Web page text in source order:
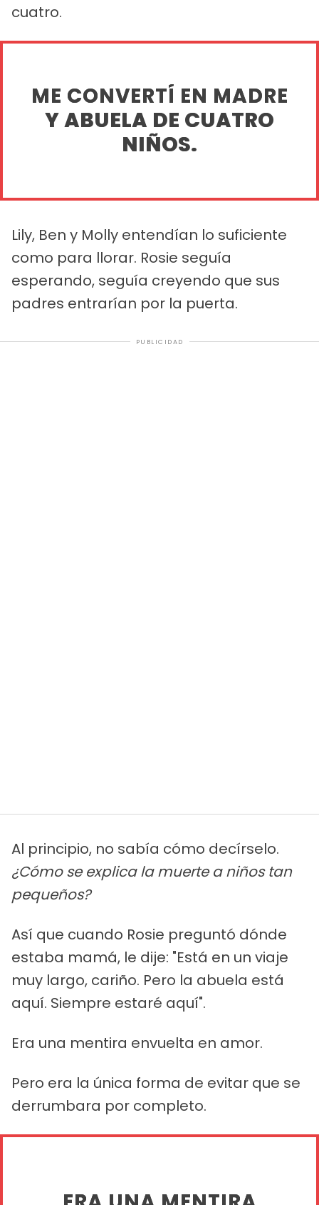
cuatro.
ME CONVERTÍ EN MADRE
Y ABUELA DE CUATRO
NIÑOS.
Lily, Ben y Molly entendían lo suficiente
como para llorar. Rosie seguía
esperando, seguía creyendo que sus
padres entrarían por la puerta.
PUBLICIDAD
Al principio, no sabía cómo decírselo.
¿Cómo se explica la muerte a niños tan
pequeños?
Así que cuando Rosie preguntó dónde
estaba mamá, le dije: "Está en un viaje
muy largo, cariño. Pero la abuela está
aquí. Siempre estaré aquí".
Era una mentira envuelta en amor.
Pero era la única forma de evitar que se
derrumbara por completo.